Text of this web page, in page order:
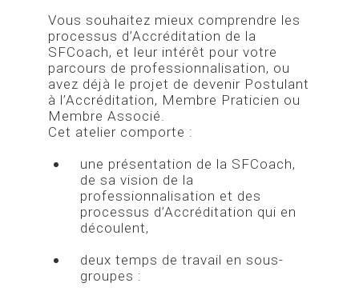
Vous souhaitez mieux comprendre les
processus d’Accréditation de la
SFCoach, et leur intérêt pour votre
parcours de professionnalisation, ou
avez déjà le projet de devenir Postulant
à l’Accréditation, Membre Praticien ou
Membre Associé.
Cet atelier comporte :
une présentation de la SFCoach,
de sa vision de la
professionnalisation et des
processus d’Accréditation qui en
découlent,
deux temps de travail en sous-
groupes :